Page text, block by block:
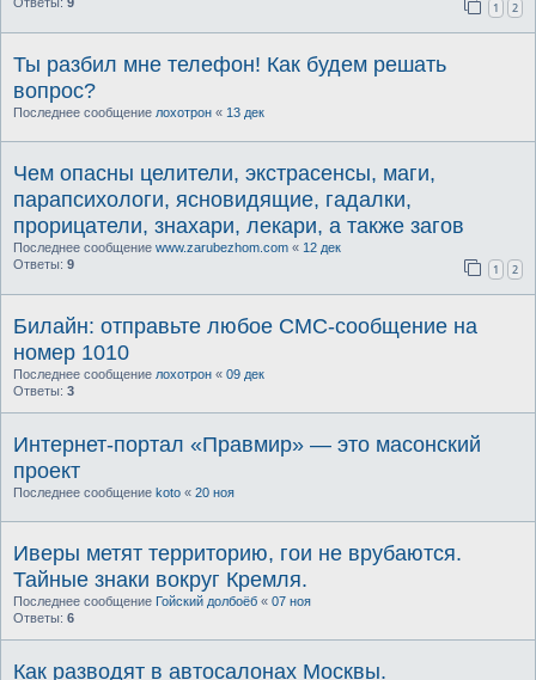
1 2
Ты разбил мне телефон! Как будем решать
вопрос?
Последнее сообщение лохотрон « 13 дек
Чем опасны целители, экстрасенсы, маги,
парапсихологи, ясновидящие, гадалки,
прорицатели, знахари, лекари, а также загов
Последнее сообщение www.zarubezhom.com « 12 дек
Ответы: 9 1 2
Билайн: отправьте любое СМС-сообщение на
номер 1010
Последнее сообщение лохотрон « 09 дек
Ответы: 3
Интернет-портал «Правмир» — это масонский
проект
Последнее сообщение koto « 20 ноя
Иверы метят территорию, гои не врубаются.
Тайные знаки вокруг Кремля.
Последнее сообщение Гойский долбоёб « 07 ноя
Ответы: 6
Как разводят в автосалонах Москвы.